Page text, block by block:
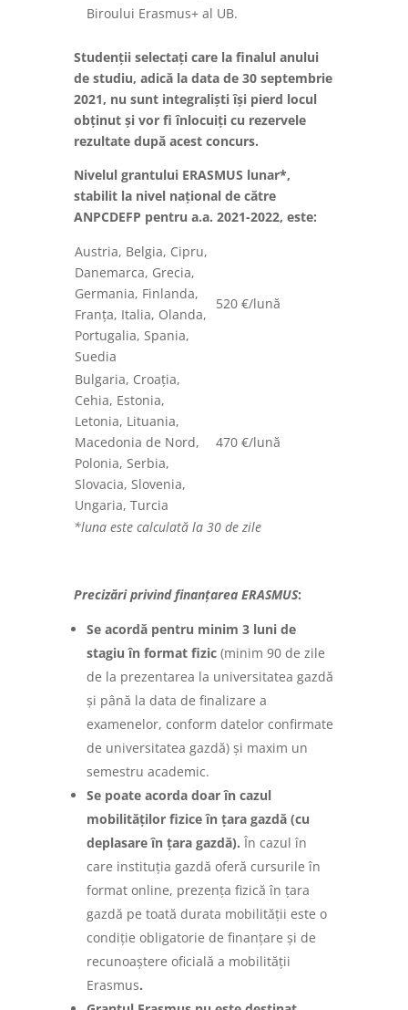
Biroului Erasmus+ al UB.
Studenții selectați care la finalul anului
de studiu, adică la data de 30 septembrie
2021, nu sunt integraliști își pierd locul
obținut și vor fi înlocuiți cu rezervele
rezultate după acest concurs.
Nivelul grantului ERASMUS lunar*,
stabilit la nivel național de către
ANPCDEFP pentru a.a. 2021-2022, este:
Austria, Belgia, Cipru,
Danemarca, Grecia,
Germania, Finlanda,
Franţa, Italia, Olanda,
Portugalia, Spania,
Suedia
520 €/lună
Bulgaria, Croația,
Cehia, Estonia,
Letonia, Lituania,
Macedonia de Nord,
Polonia, Serbia,
Slovacia, Slovenia,
Ungaria, Turcia
470 €/lună
*luna este calculată la 30 de zile
Precizări privind finanțarea ERASMUS:
Se acordă pentru minim 3 luni de
stagiu în format fizic (minim 90 de zile
de la prezentarea la universitatea gazdă
și până la data de finalizare a
examenelor, conform datelor confirmate
de universitatea gazdă) și maxim un
semestru academic.
Se poate acorda doar în cazul
mobilităților fizice în țara gazdă (cu
deplasare în țara gazdă). În cazul în
care instituția gazdă oferă cursurile în
format online, prezența fizică în țara
gazdă pe toată durata mobilității este o
condiție obligatorie de finanțare și de
recunoaștere oficială a mobilității
Erasmus.